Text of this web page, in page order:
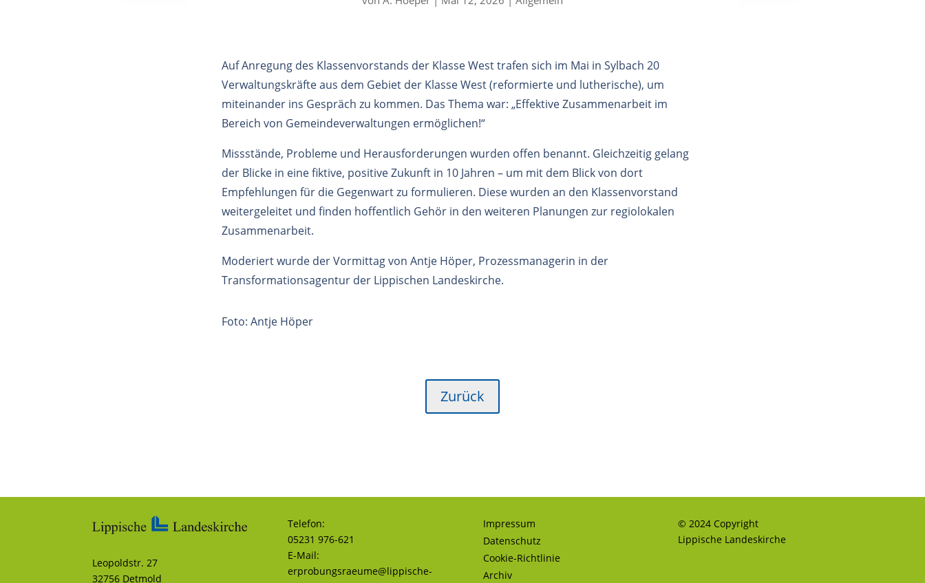
Auf Anregung des Klassenvorstands der Klasse West trafen sich im Mai in Sylbach 20
Verwaltungskräfte aus dem Gebiet der Klasse West (reformierte und lutherische), um
miteinander ins Gespräch zu kommen. Das Thema war: „Effektive Zusammenarbeit im
Bereich von Gemeindeverwaltungen ermöglichen!“
Missstände, Probleme und Herausforderungen wurden offen benannt. Gleichzeitig gelang
der Blicke in eine fiktive, positive Zukunft in 10 Jahren – um mit dem Blick von dort
Empfehlungen für die Gegenwart zu formulieren. Diese wurden an den Klassenvorstand
weitergeleitet und finden hoffentlich Gehör in den weiteren Planungen zur regiolokalen
Zusammenarbeit.
Moderiert wurde der Vormittag von Antje Höper, Prozessmanagerin in der
Transformationsagentur der Lippischen Landeskirche.
Foto: Antje Höper
Zurück
Leopoldstr. 27
32756 Detmold
Telefon:
05231 976-621
E-Mail:
erprobungsraeume@lippische-
Impressum
Datenschutz
Cookie-Richtlinie
Archiv
© 2024 Copyright
Lippische Landeskirche